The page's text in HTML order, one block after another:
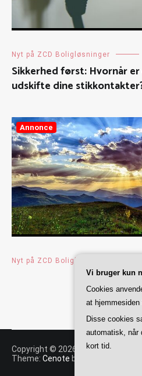
Nyt på ZCD Boligløsninger
Sikkerhed først: Hvornår
udskifte dine
Annonce
Nyt på ZCD Boligløsninger
Copyright © 2026 ZCD Boligløsninger
Theme: Cenote by ThemeGrill.
Vi bruger kun
Cookies
at hjemmesiden
Disse cookies
automatisk, når
kort tid.